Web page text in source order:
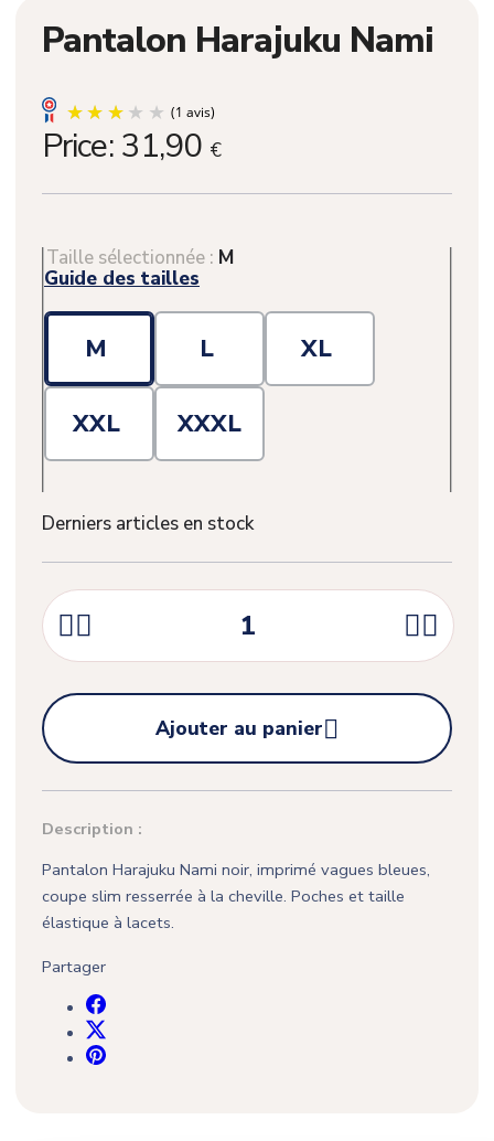
Pantalon Harajuku Nami
Price: 31,90 €
Taille sélectionnée : M
Guide des tailles
M L XL
XXL XXXL
Derniers articles en stock
 

Ajouter au panier
Description :
Pantalon Harajuku Nami noir, imprimé vagues bleues,
coupe slim resserrée à la cheville. Poches et taille
élastique à lacets.
Partager